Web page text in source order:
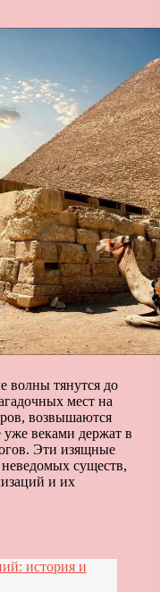
волны тянутся до
мест на
возвышаются
веками держат в
Эти изящные
существ,
и их
история и